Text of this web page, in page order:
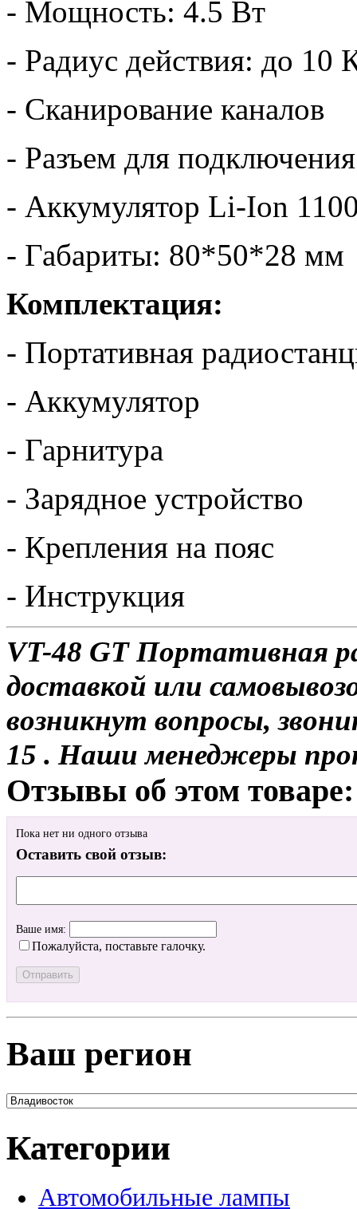
- Мощность: 4.5 Вт
- Радиус действия: до 10
- Сканирование каналов
- Разъем для
- Аккумулятор Li-Ion
- Габариты: 80*50*28 мм
Комплектация:
- Портативная
- Аккумулятор
- Гарнитура
- Зарядное устройство
- Крепления на пояс
- Инструкция
VT-48 GT Портативная
доставкой или
возникнут вопросы,
15 . Наши менеджеры
Отзывы об этом товаре:
Пока нет ни одного отзыва
Оставить свой отзыв:
Ваше имя:
Пожалуйста, поставьте галочку.
Ваш регион
Категории
Автомобильные лампы